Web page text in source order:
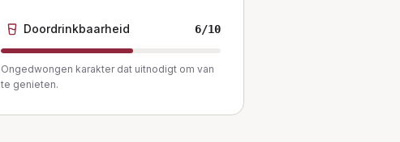
Doordrinkbaarheid 6/10
Ongedwongen karakter dat uitnodigt om van
te genieten.